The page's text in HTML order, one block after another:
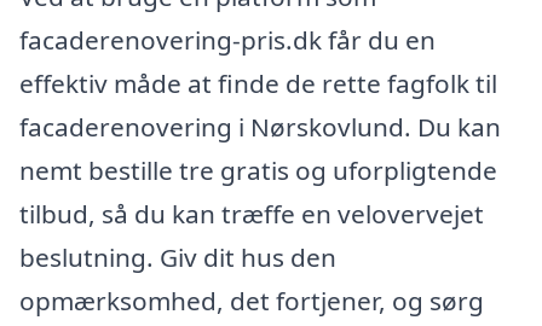
facaderenovering-pris.dk får du en
effektiv måde at finde de rette fagfolk til
facaderenovering i Nørskovlund. Du kan
nemt bestille tre gratis og uforpligtende
tilbud, så du kan træffe en velovervejet
beslutning. Giv dit hus den
opmærksomhed, det fortjener, og sørg